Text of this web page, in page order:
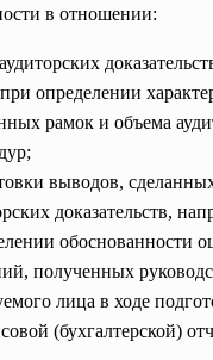
в отношении:
определении
рамок и объема
выводов,
доказательств,
обоснованности
полученных
лица в ходе
(бухгалтерской)